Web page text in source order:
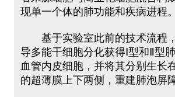
现单一个体的肺功能和疾病进程。
基于实验室此前的技术流程
导多能干细胞分化获得Ⅰ型和Ⅱ型
血管内皮细胞，并将其分别生长
的超薄膜上下两侧，重建肺泡屏